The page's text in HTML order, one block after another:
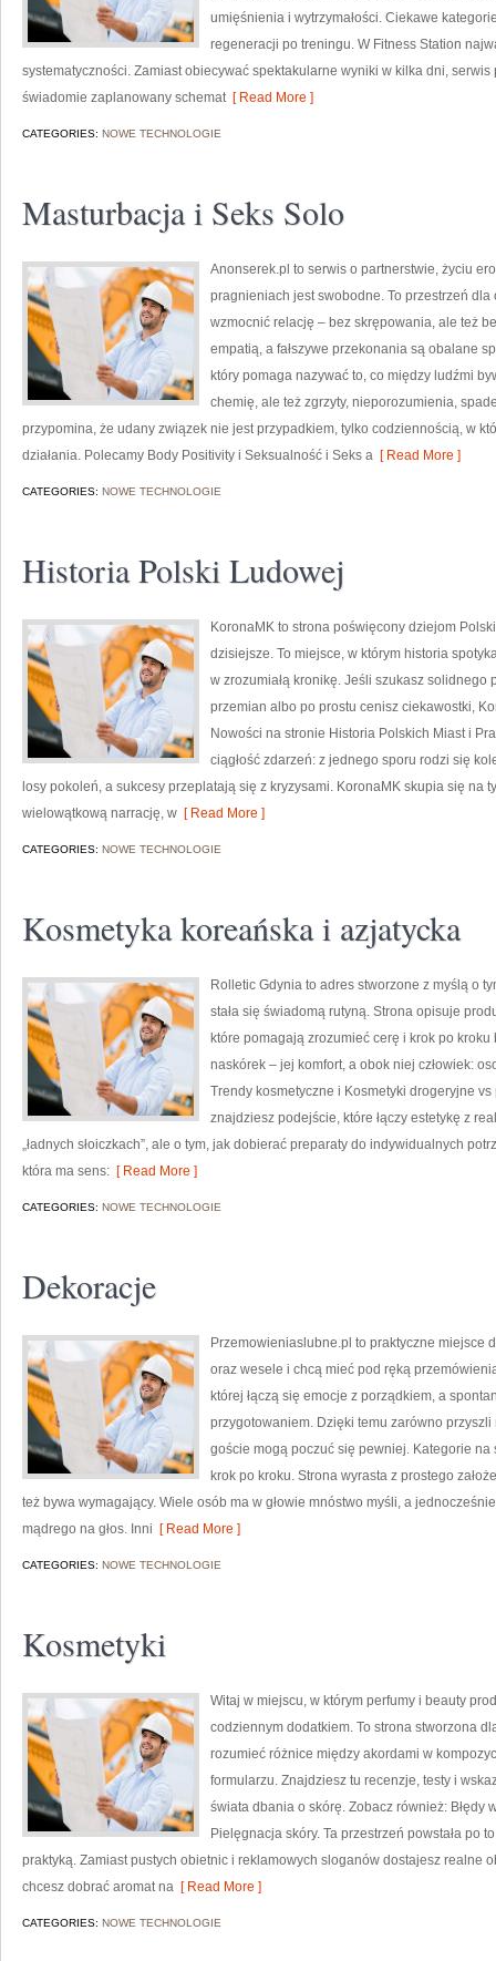
umięśnienia i wytrzymałości. Ciekawe
regeneracji po treningu. W Fitness Station
systematyczności. Zamiast obiecywać spektakularne wyniki w kilka dni,
świadomie zaplanowany schemat[ Read More ]
CATEGORIES: NOWE TECHNOLOGIE
Masturbacja i Seks Solo
Anonserek.pl to serwis o partnerstwie, życiu
pragnieniach jest swobodne. To przestrzeń
wzmocnić relację – bez skrępowania, ale też
empatią, a fałszywe przekonania są obalane
który pomaga nazywać to, co między ludźmi
chemię, ale też zgrzyty, nieporozumienia,
przypomina, że udany związek nie jest przypadkiem, tylko codziennością, w
działania. Polecamy Body Positivity i Seksualność i Seks a [ Read More ]
CATEGORIES: NOWE TECHNOLOGIE
Historia Polski Ludowej
KoronaMK to strona poświęcony dziejom
dzisiejsze. To miejsce, w którym historia
w zrozumiałą kronikę. Jeśli szukasz solidnego
przemian albo po prostu cenisz ciekawostki,
Nowości na stronie Historia Polskich Miast i
ciągłość zdarzeń: z jednego sporu rodzi się
losy pokoleń, a sukcesy przeplatają się z kryzysami. KoronaMK skupia się na
wielowątkową narrację, w [ Read More ]
CATEGORIES: NOWE TECHNOLOGIE
Kosmetyka koreańska i azjatycka
Rolletic Gdynia to adres stworzone z myślą o
stała się świadomą rutyną. Strona opisuje
które pomagają zrozumieć cerę i krok po
naskórek – jej komfort, a obok niej człowiek:
Trendy kosmetyczne i Kosmetyki drogeryjne
znajdziesz podejście, które łączy estetykę z
„ładnych słoiczkach”, ale o tym, jak dobierać preparaty do indywidualnych
która ma sens: [ Read More ]
CATEGORIES: NOWE TECHNOLOGIE
Dekoracje
Przemowieniaslubne.pl to praktyczne miejsce
oraz wesele i chcą mieć pod ręką
której łączą się emocje z porządkiem, a
przygotowaniem. Dzięki temu zarówno
goście mogą poczuć się pewniej. Kategorie
krok po kroku. Strona wyrasta z prostego
też bywa wymagający. Wiele osób ma w głowie mnóstwo myśli, a
mądrego na głos. Inni [ Read More ]
CATEGORIES: NOWE TECHNOLOGIE
Kosmetyki
Witaj w miejscu, w którym perfumy i beauty
codziennym dodatkiem. To strona stworzona
rozumieć różnice między akordami w
formularzu. Znajdziesz tu recenzje, testy i
świata dbania o skórę. Zobacz również:
Pielęgnacja skóry. Ta przestrzeń powstała po
praktyką. Zamiast pustych obietnic i reklamowych sloganów dostajesz realne
chcesz dobrać aromat na [ Read More ]
CATEGORIES: NOWE TECHNOLOGIE